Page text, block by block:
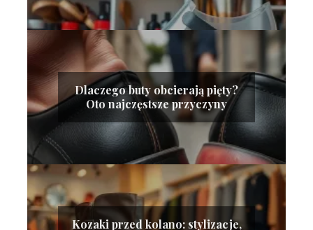
Dlaczego buty obcierają pięty?
Oto najczęstsze przyczyny
Kozaki przed kolano: stylizacje,